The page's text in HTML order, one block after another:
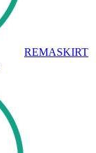
REMASKIRT